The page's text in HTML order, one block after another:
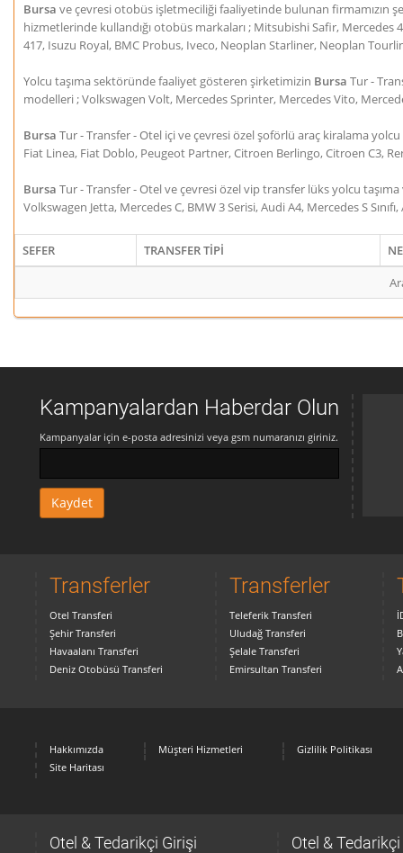
Bursa ve çevresi otobüs işletmeciliği faaliyetinde bulunan firmamızın
hizmetlerinde kullandığı otobüs markaları ; Mitsubishi Safir,
417, Isuzu Royal, BMC Probus, Iveco, Neoplan Starliner, Neoplan
Yolcu taşıma sektöründe faaliyet gösteren şirketimizin Bursa Tur -
modelleri ; Volkswagen Volt, Mercedes Sprinter, Mercedes Vito,
Bursa Tur - Transfer - Otel içi ve çevresi özel şoförlü araç kiralama
Fiat Linea, Fiat Doblo, Peugeot Partner, Citroen Berlingo, Citroen C3,
Bursa Tur - Transfer - Otel ve çevresi özel vip transfer lüks yolcu
Volkswagen Jetta, Mercedes C, BMW 3 Serisi, Audi A4, Mercedes S
SEFER TRANSFER TİPİ
Kampanyalardan Haberdar Olun
Kampanyalar için e-posta adresinizi veya gsm numaranızı giriniz.
Transferler
Otel Transferi
Şehir Transferi
Havaalanı Transferi
Deniz Otobüsü Transferi
Transferler
Teleferik Transferi
Uludağ Transferi
Şelale Transferi
Emirsultan Transferi
Hakkımızda
Site Haritası
Müşteri Hizmetleri Gizlilik Politikası
Otel & Tedarikçi Girişi Otel &